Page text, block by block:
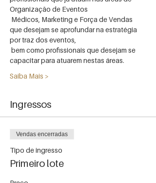
Organização de Eventos
que desejam se aprofundar na estratégia
por traz dos eventos,
capacitar para atuarem nestas áreas.
Saiba Mais >
Ingressos
Vendas encerradas
Tipo de ingresso
Primeiro lote